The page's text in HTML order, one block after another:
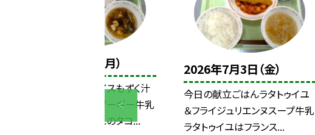
2026年7月6日（月）
今日の献立タコライスもずく汁
黒糖サーターアンダーギー牛乳
今日は、沖縄生まれのタコ...
2026年7月3日（金）
今日の献立ごはんラタトゥイユ
＆フライジュリエンヌスープ牛乳
ラタトゥイユはフランス...